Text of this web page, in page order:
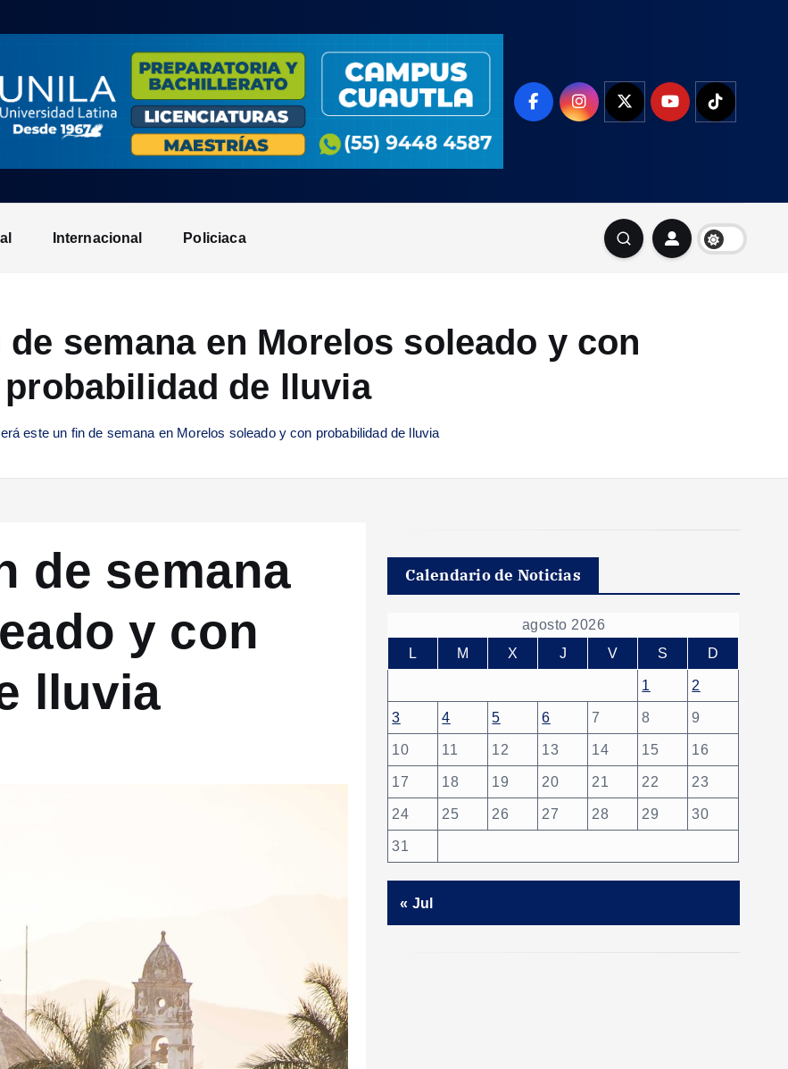
Internacional Policiaca
semana en Morelos soleado y con
probabilidad de lluvia
este un fin de semana en Morelos soleado y con probabilidad de lluvia
de semana
y con
lluvia
Calendario de Noticias
agosto 2026
L
M X J V S D
1 2
3 4 5 6 7 8 9
10 11 12 13 14 15 16
17 18 19 20 21 22 23
24 25 26 27 28 29 30
31
« Jul